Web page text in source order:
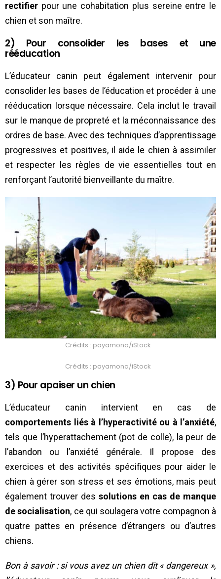
rectifier pour une cohabitation plus sereine entre le
chien et son maître.
2) Pour consolider les bases et une
rééducation
L’éducateur canin peut également intervenir pour
consolider les bases de l’éducation et procéder à une
rééducation lorsque nécessaire. Cela inclut le travail
sur le manque de propreté et la méconnaissance des
ordres de base. Avec des techniques d’apprentissage
progressives et positives, il aide le chien à assimiler
et respecter les règles de vie essentielles tout en
renforçant l’autorité bienveillante du maître.
Crédits : payamona/iStock
Crédits : payamona/iStock
3) Pour apaiser un chien
L’éducateur canin intervient en cas de
comportements liés à l’hyperactivité ou à l’anxiété,
tels que l’hyperattachement (pot de colle), la peur de
l’abandon ou l’anxiété générale. Il propose des
exercices et des activités spécifiques pour aider le
chien à gérer son stress et ses émotions, mais peut
également trouver des solutions en cas de manque
de socialisation, ce qui soulagera votre compagnon à
quatre pattes en présence d’étrangers ou d’autres
chiens.
Bon à savoir : si vous avez un chien dit « dangereux »,